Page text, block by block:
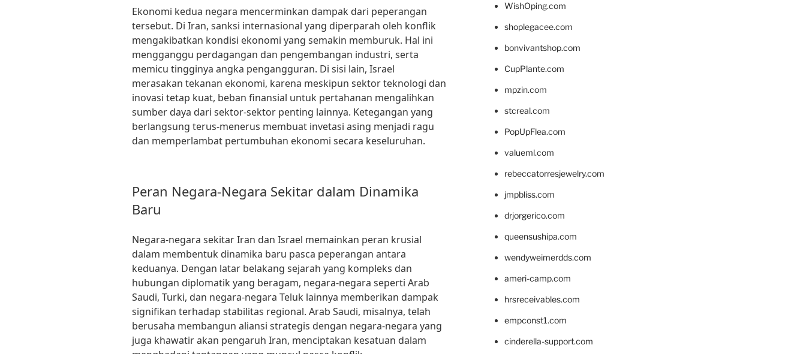
Ekonomi kedua negara mencerminkan dampak dari peperangan
tersebut. Di Iran, sanksi internasional yang diperparah oleh konflik
mengakibatkan kondisi ekonomi yang semakin memburuk. Hal ini
mengganggu perdagangan dan pengembangan industri, serta
memicu tingginya angka pengangguran. Di sisi lain, Israel
merasakan tekanan ekonomi, karena meskipun sektor teknologi dan
inovasi tetap kuat, beban finansial untuk pertahanan mengalihkan
sumber daya dari sektor-sektor penting lainnya. Ketegangan yang
berlangsung terus-menerus membuat invetasi asing menjadi ragu
dan memperlambat pertumbuhan ekonomi secara keseluruhan.
Peran Negara-Negara Sekitar dalam Dinamika
Baru
Negara-negara sekitar Iran dan Israel memainkan peran krusial
dalam membentuk dinamika baru pasca peperangan antara
keduanya. Dengan latar belakang sejarah yang kompleks dan
hubungan diplomatik yang beragam, negara-negara seperti Arab
Saudi, Turki, dan negara-negara Teluk lainnya memberikan dampak
signifikan terhadap stabilitas regional. Arab Saudi, misalnya, telah
berusaha membangun aliansi strategis dengan negara-negara yang
juga khawatir akan pengaruh Iran, menciptakan kesatuan dalam
WishOping.com
shoplegacee.com
bonvivantshop.com
CupPlante.com
mpzin.com
stcreal.com
PopUpFlea.com
valueml.com
rebeccatorresjewelry.com
jmpbliss.com
drjorgerico.com
queensushipa.com
wendyweimerdds.com
ameri-camp.com
hrsreceivables.com
empconst1.com
cinderella-support.com